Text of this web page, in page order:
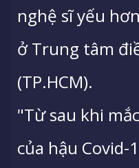
nghệ sĩ yếu
ở Trung tâm
(TP.HCM).
"Từ sau khi
của hậu